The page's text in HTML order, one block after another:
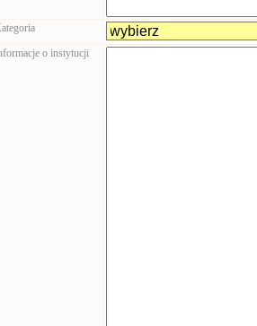
o instytucji